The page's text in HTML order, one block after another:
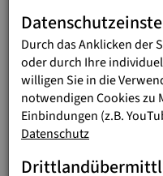
wenn diese oft die
können. Schwester Lina
wurden entführt oder
brauchen Medikamente,
Heizmaterial für den
Spitals sind mittlerweile
weiterhin Kranke und
Durch das Anklicken der
oder durch Ihre
willigen Sie in die
notwendigen Cookies zu
Einbindungen (z.B.
Datenschutz